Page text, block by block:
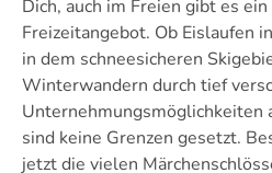
Dich, auch im Freien gibt es
Freizeitangebot. Ob Eislaufen
in dem schneesicheren
Winterwandern durch tief
sind keine Grenzen gesetzt.
jetzt die vielen